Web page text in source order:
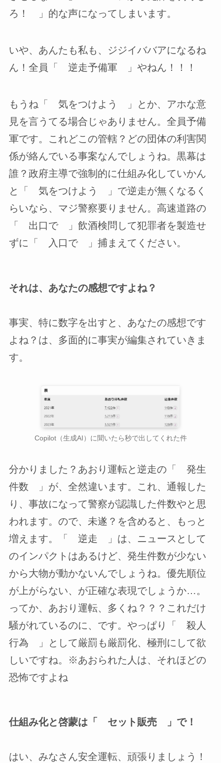
ろ！ 」的な声になってしまいます。
いや、あんたも私も、ジジイババアになるね
ん！全員「 逆走予備軍 」やねん！！！
もうね「 気をつけよう 」とか、アホな意
見を言うてる場合じゃありません。全員予備
軍です。これどこの管轄？どの団体の利害関
係が絡んでいる事案なんでしょうね。黒幕は
誰？政府主導で強制的に仕組み化していかん
と「 気をつけよう 」で逆走が無くなるく
らいなら、マジ警察要りません。高速道路の
「 出口で 」飲酒検問して犯罪者を製造せ
ずに「 入口で 」捕まえてください。
それは、あなたの感想ですよね？
事実、特に数字を出すと、あなたの感想です
よね？は、多面的に事実が編集されていきま
す。
Copilot（生成AI）に聞いたら秒で出してくれた件
分かりました？あおり運転と逆走の「 発生
件数 」が、全然違います。これ、通報した
り、事故になって警察が認識した件数やと思
われます。ので、未遂？を含めると、もっと
増えます。「 逆走 」は、ニュースとして
のインパクトはあるけど、発生件数が少ない
から大物が動かないんでしょうね。優先順位
が上がらない、が正確な表現でしょうか…。
ってか、あおり運転、多くね？？？これだけ
騒がれているのに、です。やっぱり「 殺人
行為 」として厳罰も厳罰化、極刑にして欲
しいですね。※あおられた人は、それほどの
恐怖ですよね
仕組み化と啓蒙は「 セット販売 」で！
はい、みなさん安全運転、頑張りましょう！